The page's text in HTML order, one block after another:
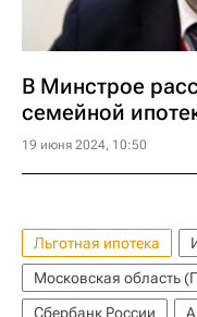
В Минстрое
семейной
19 июня 2024, 10:50
Льготная ипотека
Московская область
Сбербанк России